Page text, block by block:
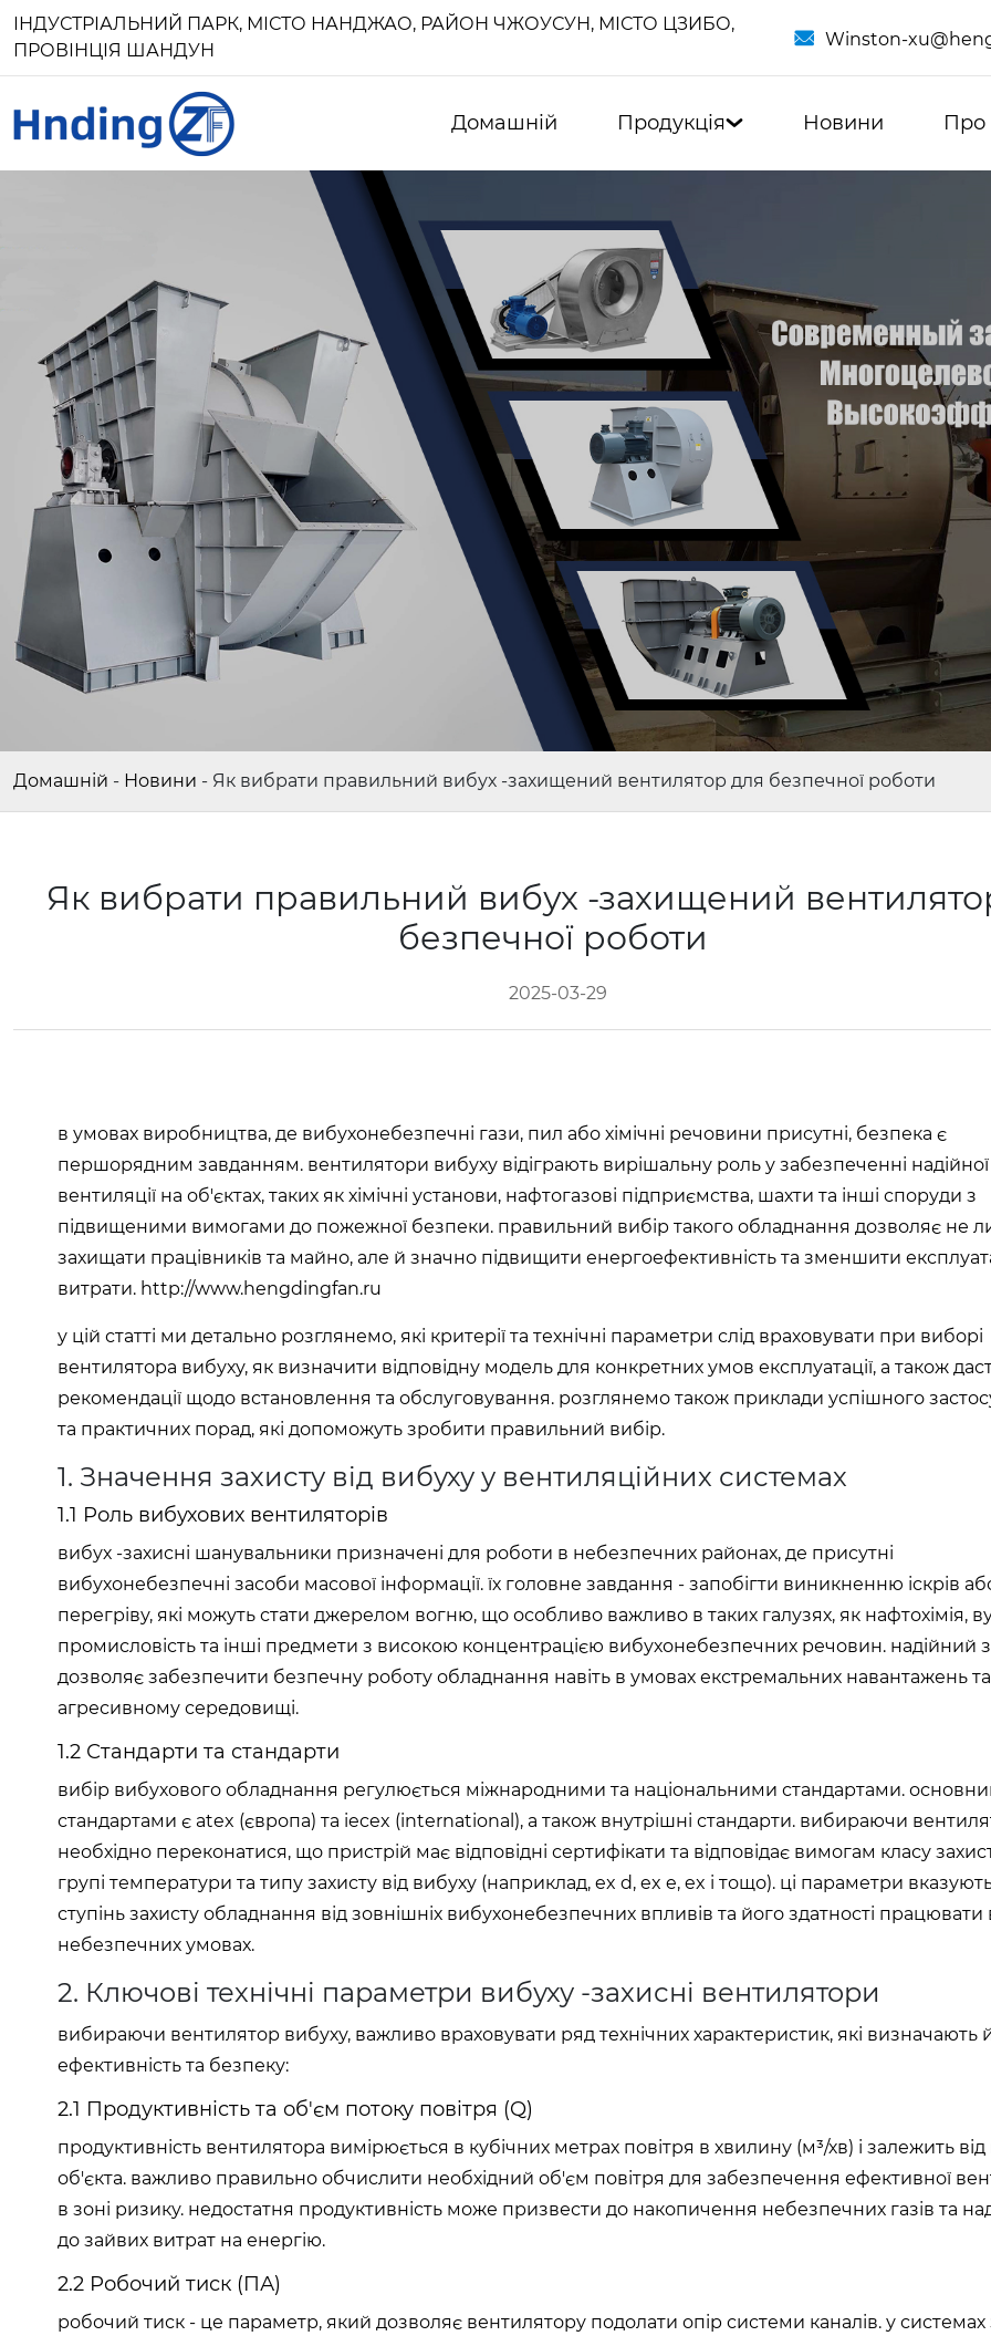
ІНДУСТРІАЛЬНИЙ ПАРК, МІСТО НАНДЖАО, РАЙОН ЧЖОУСУН, МІСТО ЦЗИБО,
ПРОВІНЦІЯ ШАНДУН
 Winston-
Домашній Продукція Новини Про
Домашній - Новини - Як вибрати правильний вибух -захищений вентилятор для безпечної роботи
Як вибрати правильний вибух -захищений
безпечної роботи
2025-03-29
в умовах виробництва, де вибухонебезпечні гази, пил або хімічні речовини присутні, безпека є
першорядним завданням. вентилятори вибуху відіграють вирішальну роль у забезпеченні надійної
вентиляції на об'єктах, таких як хімічні установи, нафтогазові підприємства, шахти та інші споруди з
підвищеними вимогами до пожежної безпеки. правильний вибір такого обладнання дозволяє не
захищати працівників та майно, але й значно підвищити енергоефективність та зменшити
витрати. http://www.hengdingfan.ru
у цій статті ми детально розглянемо, які критерії та технічні параметри слід враховувати при виборі
вентилятора вибуху, як визначити відповідну модель для конкретних умов експлуатації, а також
рекомендації щодо встановлення та обслуговування. розглянемо також приклади успішного
та практичних порад, які допоможуть зробити правильний вибір.
1. Значення захисту від вибуху у вентиляційних системах
1.1 Роль вибухових вентиляторів
вибух -захисні шанувальники призначені для роботи в небезпечних районах, де присутні
вибухонебезпечні засоби масової інформації. їх головне завдання - запобігти виникненню іскрів
перегріву, які можуть стати джерелом вогню, що особливо важливо в таких галузях, як нафтохімія,
промисловість та інші предмети з високою концентрацією вибухонебезпечних речовин. надійний
дозволяє забезпечити безпечну роботу обладнання навіть в умовах екстремальних навантажень та
агресивному середовищі.
1.2 Стандарти та стандарти
вибір вибухового обладнання регулюється міжнародними та національними стандартами.
стандартами є atex (європа) та iecex (international), а також внутрішні стандарти. вибираючи
необхідно переконатися, що пристрій має відповідні сертифікати та відповідає вимогам класу
групі температури та типу захисту від вибуху (наприклад, ex d, ex e, ex i тощо). ці параметри
ступінь захисту обладнання від зовнішніх вибухонебезпечних впливів та його здатності працювати
небезпечних умовах.
2. Ключові технічні параметри вибуху -захисні вентилятори
вибираючи вентилятор вибуху, важливо враховувати ряд технічних характеристик, які визначають
ефективність та безпеку:
2.1 Продуктивність та об'єм потоку повітря (Q)
продуктивність вентилятора вимірюється в кубічних метрах повітря в хвилину (м³/хв) і залежить
об'єкта. важливо правильно обчислити необхідний об'єм повітря для забезпечення ефективної
в зоні ризику. недостатня продуктивність може призвести до накопичення небезпечних газів та
до зайвих витрат на енергію.
2.2 Робочий тиск (ПА)
робочий тиск - це параметр, який дозволяє вентилятору подолати опір системи каналів. у системах